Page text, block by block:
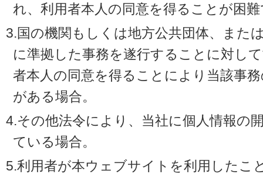
れ、利用者本人の同意を得ることが困
3.国の機関もしくは地方公共団体、また
に準拠した事務を遂行することに対し
者本人の同意を得ることにより当該事
がある場合。
4.その他法令により、当社に個人情報の
ている場合。
5.利用者が本ウェブサイトを利用したこ